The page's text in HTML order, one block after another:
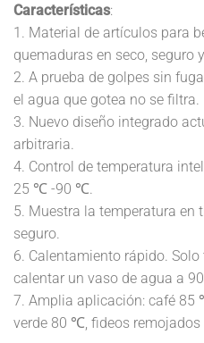
Características:
1. Material de artículos para
quemaduras en seco, seguro
2. A prueba de golpes sin
el agua que gotea no se filtra.
3. Nuevo diseño integrado
arbitraria.
4. Control de temperatura
25 ℃ -90 ℃.
5. Muestra la temperatura en
seguro.
6. Calentamiento rápido.
calentar un vaso de agua a
7. Amplia aplicación: café
verde 80 ℃, fideos